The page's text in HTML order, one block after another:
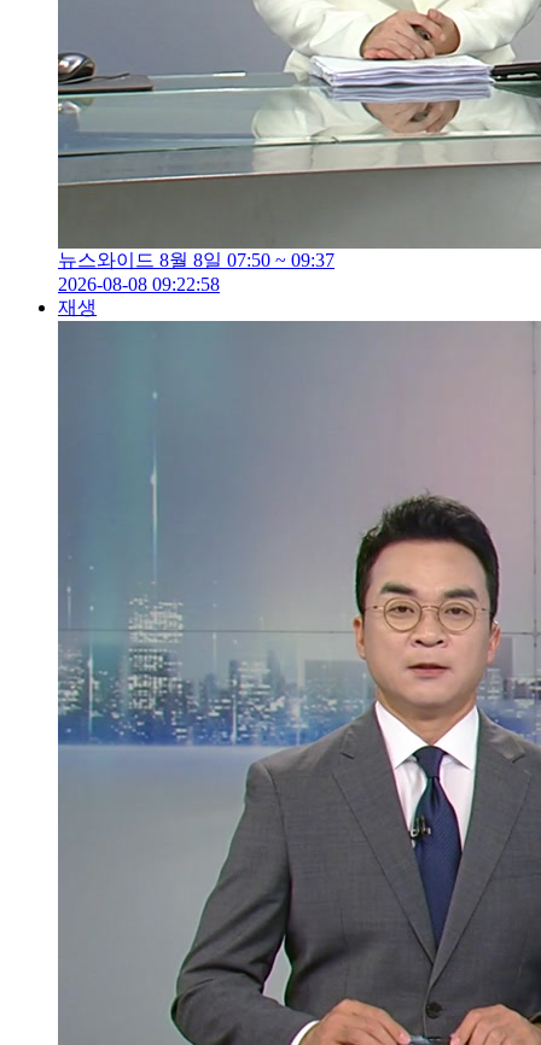
뉴스와이드 8월 8일 07:50 ~ 09:37
2026-08-08 09:22:58
재생